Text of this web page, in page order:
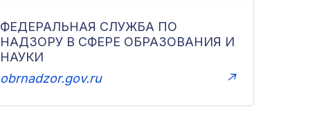
ФЕДЕРАЛЬНАЯ СЛУЖБА ПО
НАДЗОРУ В СФЕРЕ ОБРАЗОВАНИЯ И
НАУКИ
obrnadzor.gov.ru
↗